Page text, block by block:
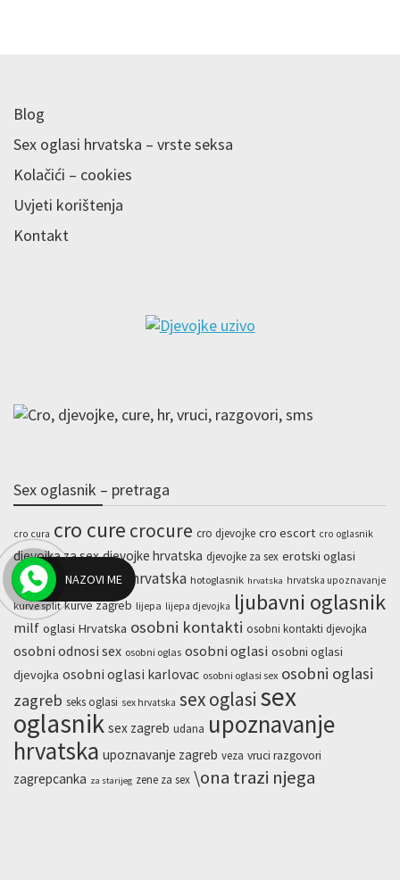
Blog
Sex oglasi hrvatska – vrste seksa
Kolačići – cookies
Uvjeti korištenja
Kontakt
Sex oglasnik – pretraga
cro cura cro cure crocure cro djevojke cro escort cro oglasnik
djevojka za sex djevojke hrvatska djevojke za sex erotski oglasi
escort zagreb hotline hrvatska hotoglasnik hrvatska hrvatska upoznavanje
kurve split kurve zagreb lijepa lijepa djevojka ljubavni oglasnik
milf oglasi Hrvatska osobni kontakti osobni kontakti djevojka
osobni odnosi sex osobni oglas osobni oglasi osobni oglasi
djevojka osobni oglasi karlovac osobni oglasi sex osobni oglasi
zagreb seks oglasi sex hrvatska sex oglasi sex
oglasnik sex zagreb udana upoznavanje
hrvatska upoznavanje zagreb veza vruci razgovori
zagrepcanka za starijeg zene za sex \ona trazi njega
NAZOVI ME